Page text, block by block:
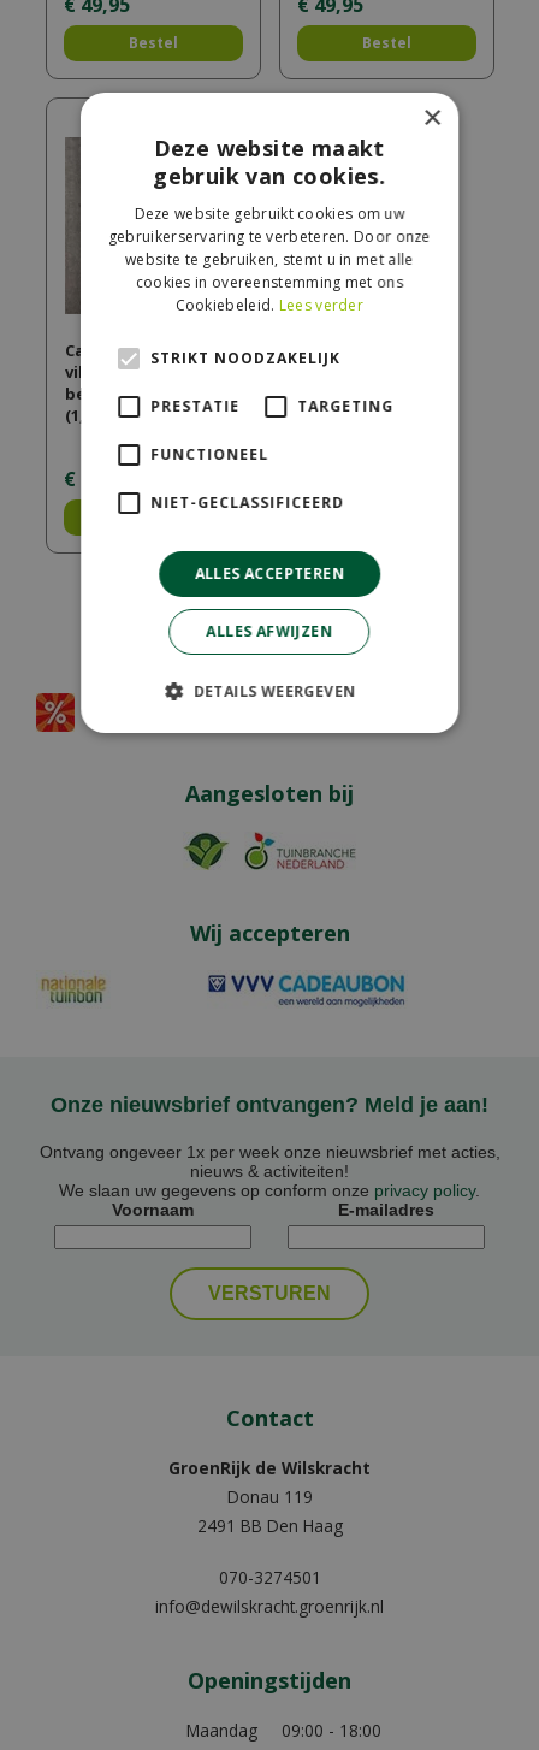
Bestel Bestel
Castello Wildverband
villandry
beige/bruin/grijs
(1,08 m²)
€
Bestel
Partners
Aangesloten bij
Wij accepteren
Onze nieuwsbrief ontvangen? Meld je aan!
Ontvang ongeveer 1x per week onze nieuwsbrief met acties,
nieuws & activiteiten!
We slaan uw gegevens op conform onze privacy policy.
Voornaam
E-mailadres
Contact
GroenRijk de Wilskracht
Donau 119
2491 BB Den Haag
070-3274501
info@dewilskracht.groenrijk.nl
Openingstijden
Maandag
09:00 - 18:00
×
Deze website maakt
gebruik van cookies.
Deze website gebruikt cookies om uw
gebruikerservaring te verbeteren. Door onze
website te gebruiken, stemt u in met alle
cookies in overeenstemming met ons
Cookiebeleid. Lees verder
STRIKT NOODZAKELIJK
PRESTATIE TARGETING
FUNCTIONEEL
NIET-GECLASSIFICEERD
ALLES ACCEPTEREN
ALLES AFWIJZEN
DETAILS WEERGEVEN